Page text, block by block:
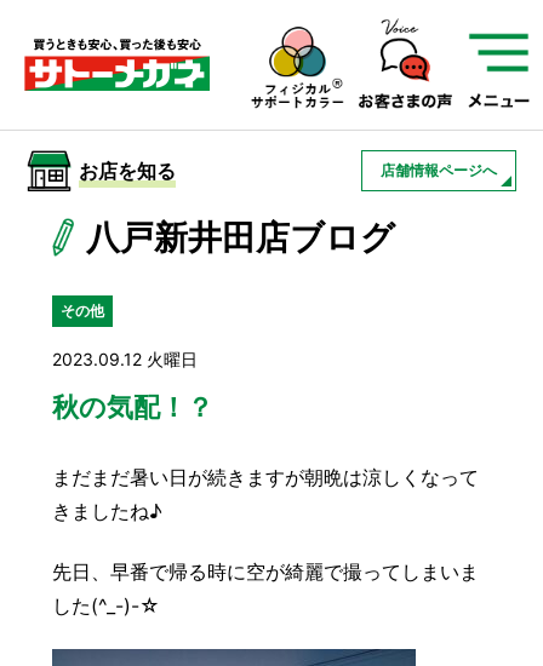
サトーメガネを知る
サトーメガネについて
01 サトーメガネの遠近
検査・フィッティング
03 アフターサービス
お店を知る
サービスを知る
フレームについて
レンズ交換 豆知識 レスキュー
お店を知る 店舗情報ページへ
八戸新井田店ブログ
その他
2023.09.12 火曜日
秋の気配！？
まだまだ暑い日が続きますが朝晩は涼しくなって
きましたね♪
先日、早番で帰る時に空が綺麗で撮ってしまいま
した(^_-)-☆